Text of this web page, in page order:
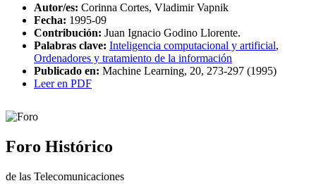
Autor/es: Corinna Cortes, Vladimir Vapnik
Fecha: 1995-09
Contribución: Juan Ignacio Godino Llorente.
Palabras clave: Inteligencia computacional y artificial,
Ordenadores y tratamiento de la información
Publicado en: Machine Learning, 20, 273-297 (1995)
Leer en PDF
Foro Histórico
de las Telecomunicaciones